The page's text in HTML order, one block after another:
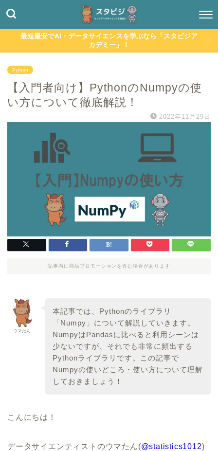
最短最安でAI・データサイエンスを学ぶなら「スタビジア
カデミー」！
Python
【入門者向け】PythonのNumpyの使
い方について徹底解説！
2022年11月29日
記事内に商品プロモーションを含む場合があります
ウマたん
本記事では、Pythonのライブラリ
「Numpy」について解説していきます。
NumpyはPandasに比べると利用シーンは
少ないですが、それでも非常に頻出する
Pythonライブラリです。この記事で
Numpyの使いどころ・使い方について理解
しておきましょう！
こんにちは！
データサイエンティストのウマたん(@statistics1012)